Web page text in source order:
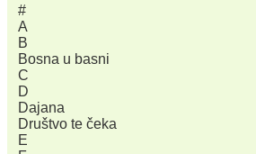
#
A
B
Bosna u basni
C
D
Dajana
Društvo te čeka
E